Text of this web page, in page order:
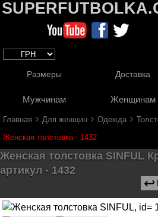
Размеры Доставка
Мужчинам Женщинам
Главная › Для женщин › Одежда ›
Женская толстовка - 1432
Женская толстовка SINFUL
артикул - 1432
↩